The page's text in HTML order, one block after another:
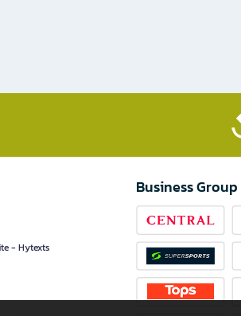
- Hytexts
Business Group